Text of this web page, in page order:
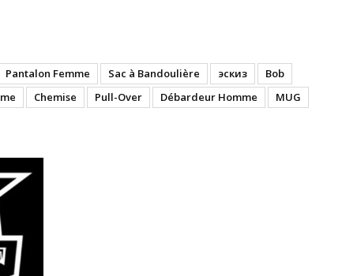
Pantalon Femme Sac à Bandoulière эскиз
Bob
Chemise Pull-Over Débardeur Homme
MUG